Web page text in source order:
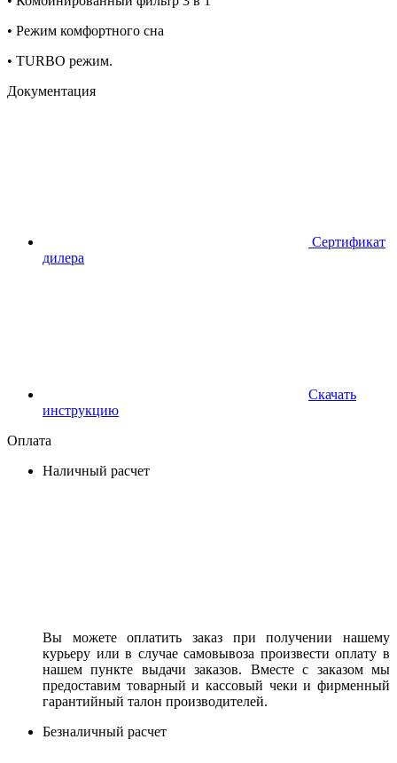
• Режим комфортного сна
• TURBO режим.
Документация
Сертификат
дилера
Скачать
инструкцию
Оплата
Наличный расчет
Вы можете оплатить заказ при получении нашему
курьеру или в случае самовывоза произвести оплату в
нашем пункте выдачи заказов. Вместе с заказом мы
предоставим товарный и кассовый чеки и фирменный
гарантийный талон производителей.
Безналичный расчет